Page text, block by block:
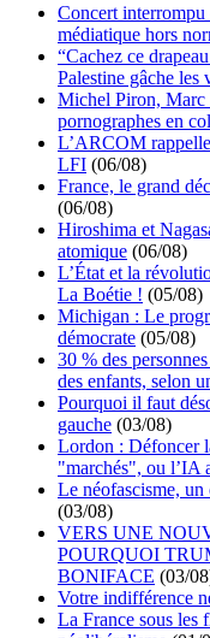
Concert
médiatique hors
“Cachez ce
Palestine gâche les
Michel Piron,
pornographes en
L’ARCOM
LFI (06/08)
France, le grand
(06/08)
Hiroshima et
atomique (06/08)
L’État et la
La Boétie ! (05/08)
Michigan : Le
démocrate (05/08)
30 % des
des enfants, selon
Pourquoi il faut
gauche (03/08)
Lordon : Défoncer
"marchés", ou l’IA
Le néofascisme, un
(03/08)
VERS UNE
POURQUOI
BONIFACE (03/
Votre indifférence
La France sous les